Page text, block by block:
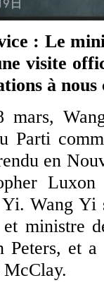
: Le
visite
à
Parti
en
Wang Yi
ministre
Peters, et
McClay.